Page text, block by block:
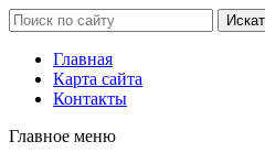
Главная
Карта сайта
Контакты
Главное меню